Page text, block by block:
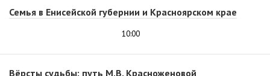
Семья в Енисейской губернии и Красноярском крае
10:00
Вёрсты судьбы: путь М.В. Красноженовой